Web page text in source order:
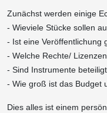
Zunächst werden einige
- Wieviele Stücke sollen
- Ist eine Veröffentlichung
- Welche Rechte/
- Sind Instrumente
- Wie groß ist das Budget
Dies alles ist einem